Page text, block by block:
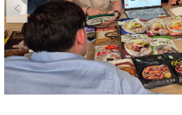
Previous